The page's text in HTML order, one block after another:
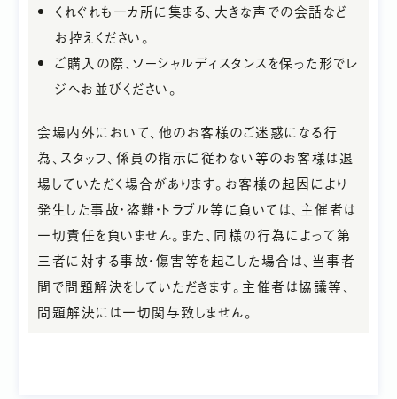
くれぐれも一カ所に集まる、大きな声での会話など
お控えください。
ご購入の際、ソーシャルディスタンスを保った形でレ
ジへお並びください。
会場内外において、他のお客様のご迷惑になる行
為、スタッフ、係員の指示に従わない等のお客様は退
場していただく場合があります。お客様の起因により
発生した事故・盗難・トラブル等に負いては、主催者は
一切責任を負いません。また、同様の行為によって第
三者に対する事故・傷害等を起こした場合は、当事者
間で問題解決をしていただきます。主催者は協議等、
問題解決には一切関与致しません。